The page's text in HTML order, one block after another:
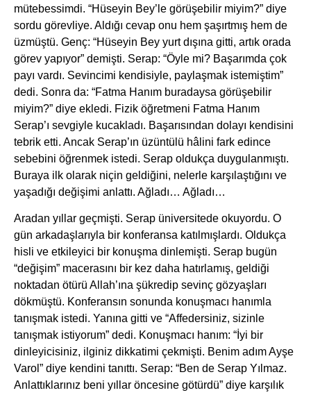
mütebessimdi. “Hüseyin Bey’le görüşebilir miyim?” diye
sordu görevliye. Aldığı cevap onu hem şaşırtmış hem de
üzmüştü. Genç: “Hüseyin Bey yurt dışına gitti, artık orada
görev yapıyor” demişti. Serap: “Öyle mi? Başarımda çok
payı vardı. Sevincimi kendisiyle, paylaşmak istemiştim”
dedi. Sonra da: “Fatma Hanım buradaysa görüşebilir
miyim?” diye ekledi. Fizik öğretmeni Fatma Hanım
Serap’ı sevgiyle kucakladı. Başarısından dolayı kendisini
tebrik etti. Ancak Serap’ın üzüntülü hâlini fark edince
sebebini öğrenmek istedi. Serap oldukça duygulanmıştı.
Buraya ilk olarak niçin geldiğini, nelerle karşılaştığını ve
yaşadığı değişimi anlattı. Ağladı… Ağladı…
Aradan yıllar geçmişti. Serap üniversitede okuyordu. O
gün arkadaşlarıyla bir konferansa katılmışlardı. Oldukça
hisli ve etkileyici bir konuşma dinlemişti. Serap bugün
“değişim” macerasını bir kez daha hatırlamış, geldiği
noktadan ötürü Allah’ına şükredip sevinç gözyaşları
dökmüştü. Konferansın sonunda konuşmacı hanımla
tanışmak istedi. Yanına gitti ve “Affedersiniz, sizinle
tanışmak istiyorum” dedi. Konuşmacı hanım: “İyi bir
dinleyicisiniz, ilginiz dikkatimi çekmişti. Benim adım Ayşe
Varol” diye kendini tanıttı. Serap: “Ben de Serap Yılmaz.
Anlattıklarınız beni yıllar öncesine götürdü” diye karşılık